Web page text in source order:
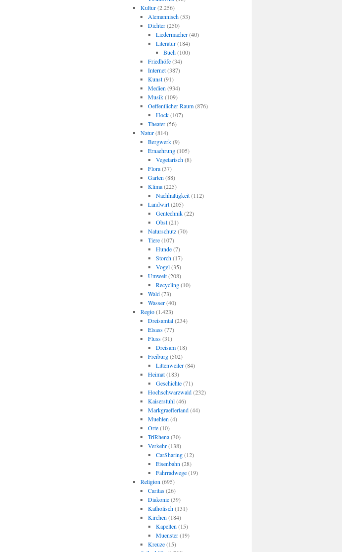
Kultur(2.256)
Alemannisch(53)
Dichter(250)
Liedermacher(40)
Literatur(184)
Buch(100)
Friedhöfe(34)
Internet(387)
Kunst(91)
Medien (934)
Musik(109)
Oeffentlicher Raum(876)
Hock(107)
Theater(56)
Natur(814)
Bergwerk(9)
Ernaehrung(105)
Vegetarisch(8)
Flora(37)
Garten (88)
Klima(225)
Nachhaltigkeit(112)
Landwirt(205)
Gentechnik(22)
Obst(21)
Naturschutz(70)
Tiere(107)
Hunde(7)
Storch(17)
Vogel(35)
Umwelt(208)
Recycling(10)
Wald(73)
Wasser(40)
Regio(1.423)
Dreisamtal(234)
Elsass(77)
Fluss(31)
Dreisam(18)
Freiburg(502)
Littenweiler(84)
Heimat(183)
Geschichte(71)
Hochschwarzwald(232)
Kaiserstuhl(46)
Markgraeflerland(44)
Muehlen (4)
Orte(10)
TriRhena(30)
Verkehr(138)
CarSharing(12)
Eisenbahn (28)
Fahrradwege(19)
Religion (695)
Caritas(26)
Diakonie(39)
Katholisch(131)
Kirchen (184)
Kapellen (15)
Muenster(19)
Kreuze(15)